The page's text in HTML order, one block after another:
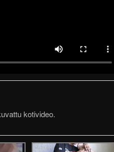
kotivideo.